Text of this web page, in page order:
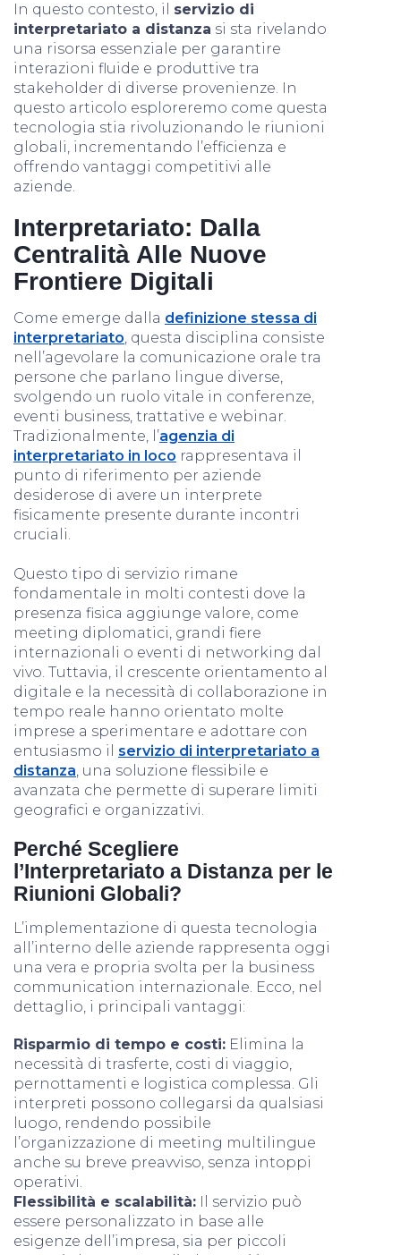
In questo contesto, il servizio di
interpretariato a distanza si sta rivelando
una risorsa essenziale per garantire
interazioni fluide e produttive tra
stakeholder di diverse provenienze. In
questo articolo esploreremo come questa
tecnologia stia rivoluzionando le riunioni
globali, incrementando l’efficienza e
offrendo vantaggi competitivi alle
aziende.
Interpretariato: Dalla
Centralità Alle Nuove
Frontiere Digitali
Come emerge dalla definizione stessa di
interpretariato, questa disciplina consiste
nell’agevolare la comunicazione orale tra
persone che parlano lingue diverse,
svolgendo un ruolo vitale in conferenze,
eventi business, trattative e webinar.
Tradizionalmente, l’agenzia di
interpretariato in loco rappresentava il
punto di riferimento per aziende
desiderose di avere un interprete
fisicamente presente durante incontri
cruciali.
Questo tipo di servizio rimane
fondamentale in molti contesti dove la
presenza fisica aggiunge valore, come
meeting diplomatici, grandi fiere
internazionali o eventi di networking dal
vivo. Tuttavia, il crescente orientamento al
digitale e la necessità di collaborazione in
tempo reale hanno orientato molte
imprese a sperimentare e adottare con
entusiasmo il servizio di interpretariato a
distanza, una soluzione flessibile e
avanzata che permette di superare limiti
geografici e organizzativi.
Perché Scegliere
l’Interpretariato a Distanza per le
Riunioni Globali?
L’implementazione di questa tecnologia
all’interno delle aziende rappresenta oggi
una vera e propria svolta per la business
communication internazionale. Ecco, nel
dettaglio, i principali vantaggi:
Risparmio di tempo e costi: Elimina la
necessità di trasferte, costi di viaggio,
pernottamenti e logistica complessa. Gli
interpreti possono collegarsi da qualsiasi
luogo, rendendo possibile
l’organizzazione di meeting multilingue
anche su breve preavviso, senza intoppi
operativi.
Flessibilità e scalabilità: Il servizio può
essere personalizzato in base alle
esigenze dell’impresa, sia per piccoli